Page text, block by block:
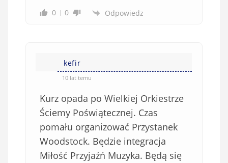
0 0 Odpowiedz
kefir
10 lat temu
Kurz opada po Wielkiej Orkiestrze
Ściemy Poświątecznej. Czas
pomału organizować Przystanek
Woodstock. Będzie integracja
Miłość Przyjaźń Muzyka. Będą się